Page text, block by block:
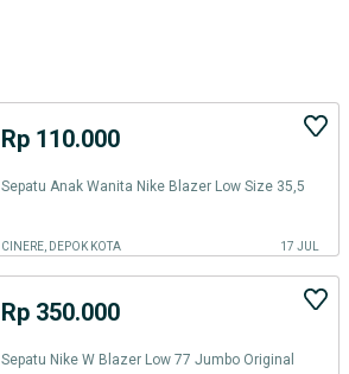
Rp 110.000
Sepatu Anak Wanita Nike Blazer Low Size 35,5
CINERE, DEPOK KOTA 17 JUL
Rp 350.000
Sepatu Nike W Blazer Low 77 Jumbo Original